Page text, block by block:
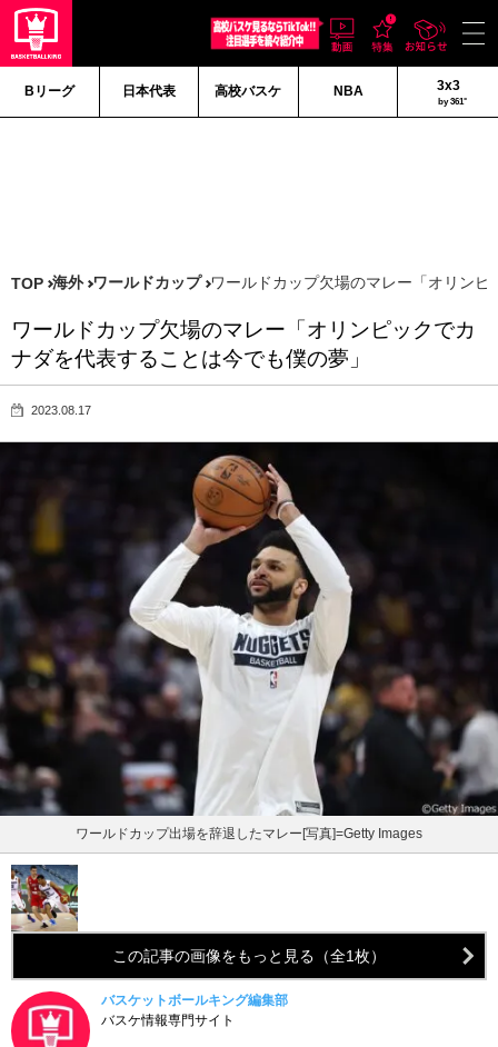
Bリーグ 日本代表 高校バスケ NBA 3x3
by 361°
TOP 海外 ワールドカップ ワールドカップ欠場のマレー「オリン
ワールドカップ欠場のマレー「オリンピックでカ
ナダを代表することは今でも僕の夢」
2023.08.17
ワールドカップ出場を辞退したマレー[写真]=Getty Images
この記事の画像をもっと見る（全1枚）
バスケットボールキング編集部
バスケ情報専門サイト